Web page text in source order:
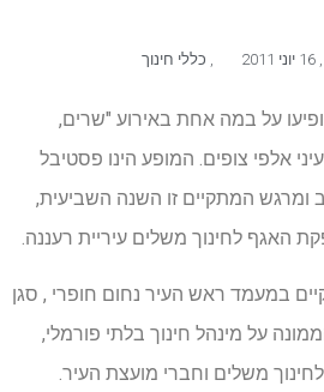
, 16 יוני 2011 , כללי חינוך
הופיעו על במה אחת באירוע "שרים,
אלפי צופים. המופע הינו פסטיבל
ומרגש המתקיים זו השנה השביעית,
האגף לחינוך משלים עיריית רעננה.
במעמד ראש העיר נחום חופרי , סגן
על מינהל חינוך בלתי פורמלי,
משלים וחברי מועצת העיר.